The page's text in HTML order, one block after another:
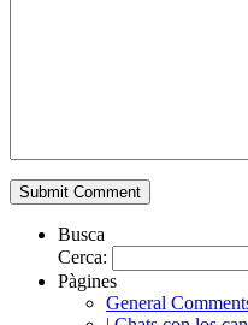
Busca
Cerca:
Pàgines
General